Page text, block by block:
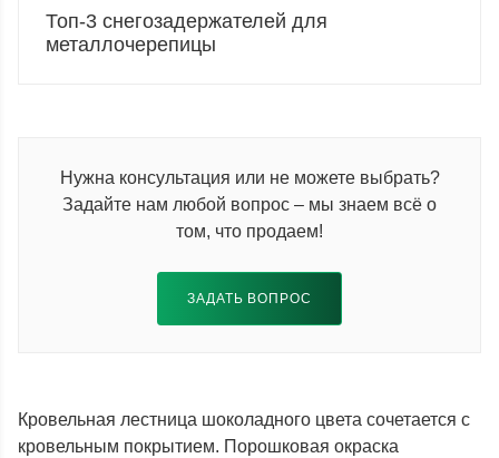
Топ-3 снегозадержателей для
металлочерепицы
Нужна консультация или не можете выбрать?
Задайте нам любой вопрос – мы знаем всё о
том, что продаем!
ЗАДАТЬ ВОПРОС
Кровельная лестница шоколадного цвета сочетается с
кровельным покрытием. Порошковая окраска